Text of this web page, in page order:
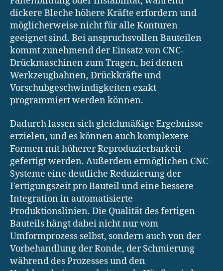
dickere Bleche höhere Kräfte erfordern und
möglicherweise nicht für alle Konturen
geeignet sind. Bei anspruchsvollen Bauteilen
kommt zunehmend der Einsatz von CNC-
Drückmaschinen zum Tragen, bei denen
Werkzeugbahnen, Drückkräfte und
Vorschubgeschwindigkeiten exakt
programmiert werden können.
Dadurch lassen sich gleichmäßige Ergebnisse
erzielen, und es können auch komplexere
Formen mit höherer Reproduzierbarkeit
gefertigt werden. Außerdem ermöglichen CNC-
Systeme eine deutliche Reduzierung der
Fertigungszeit pro Bauteil und eine bessere
Integration in automatisierte
Produktionslinien. Die Qualität des fertigen
Bauteils hängt dabei nicht nur vom
Umformprozess selbst, sondern auch von der
Vorbehandlung der Ronde, der Schmierung
während des Prozesses und den